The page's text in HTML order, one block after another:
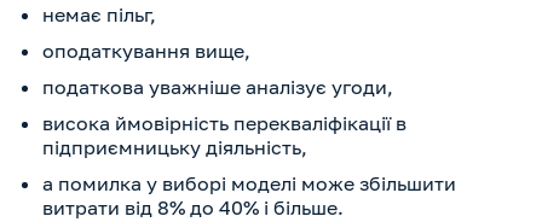
немає пільг,
оподаткування вище,
податкова уважніше аналізує угоди,
висока ймовірність перекваліфікації в
підприємницьку діяльність,
а помилка у виборі моделі може збільшити
витрати від 8% до 40% і більше.